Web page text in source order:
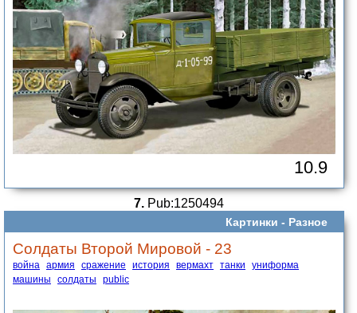
10.9
7.Pub:1250494
Картинки - Разное
Солдаты Второй Мировой - 23
война армия сражение история вермахт танки
униформа
машины
солдаты public